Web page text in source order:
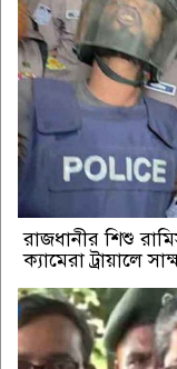
রাজধানীর শিশু
ক্যামেরা ট্রায়ালে